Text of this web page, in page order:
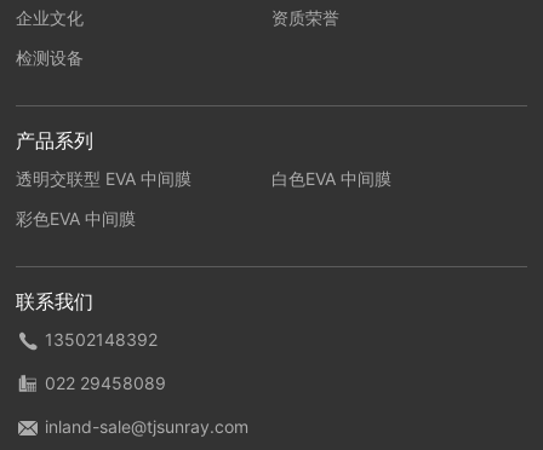
企业文化
资质荣誉
检测设备
产品系列
透明交联型 EVA 中间膜
白色EVA 中间膜
彩色EVA 中间膜
联系我们
13502148392
022 29458089
inland-sale@tjsunray.com